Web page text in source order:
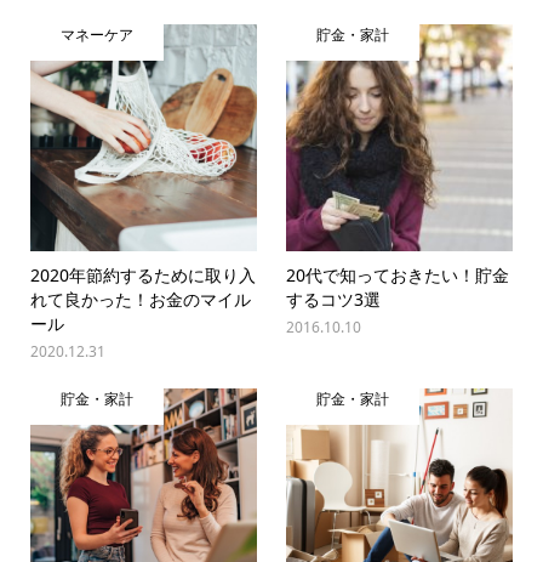
マネーケア
2020年節約するために取り入
れて良かった！お金のマイル
ール
2020.12.31
貯金・家計
20代で知っておきたい！貯金
するコツ3選
2016.10.10
貯金・家計 貯金・家計